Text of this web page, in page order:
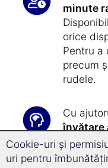
minute
orice
Pentru a
precum
rudele.
Cu
învățare
nu vei
Cookie-uri și
uri pentru